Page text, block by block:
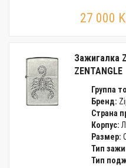
27 000
Зажигалка
ZENTANGLE
Группа
Бренд:
Страна
Корпус:
Размер:
Тип
Тип